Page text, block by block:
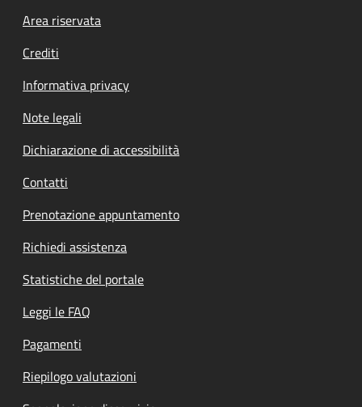
Footer menu
Area riservata
Crediti
Informativa privacy
Note legali
Dichiarazione di accessibilità
Contatti
Prenotazione appuntamento
Richiedi assistenza
Statistiche del portale
Leggi le FAQ
Pagamenti
Riepilogo valutazioni